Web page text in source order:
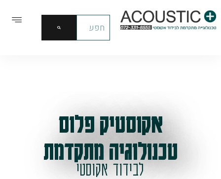
אקוסטיק פלוס
טכנולוגיה מתקדמת
לבידוד אקוסטי